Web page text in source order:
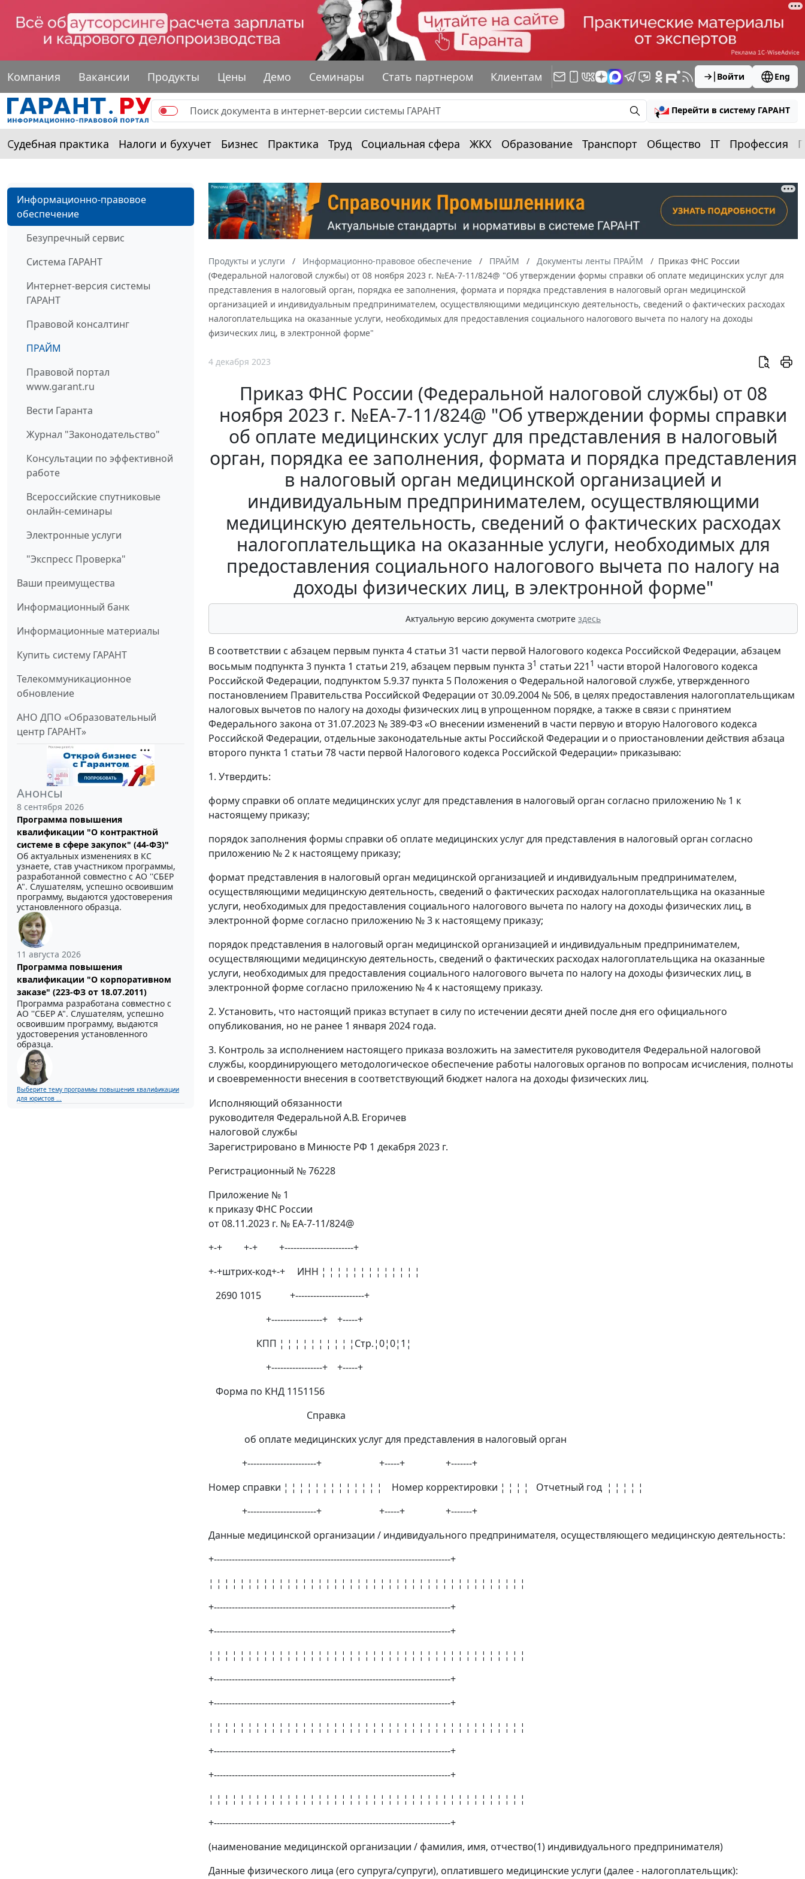
Компания Вакансии Продукты Цены Демо Семинары Стать партнером Клиентам Войти Eng
Перейти в систему ГАРАНТ
Судебная практика Налоги и бухучет Бизнес Практика Труд Социальная сфера ЖКХ Образование Транспорт Общество IT Профессия
Информационно-правовое
обеспечение
Безупречный сервис
Система ГАРАНТ
Интернет-версия системы
ГАРАНТ
Правовой консалтинг
ПРАЙМ
Правовой портал
www.garant.ru
Вести Гаранта
Журнал "Законодательство"
Консультации по эффективной
работе
Всероссийские спутниковые
онлайн-семинары
Электронные услуги
"Экспресс Проверка"
Ваши преимущества
Информационный банк
Информационные материалы
Купить систему ГАРАНТ
Телекоммуникационное
обновление
АНО ДПО «Образовательный
центр ГАРАНТ»
Анонсы
8 сентября 2026
Программа повышения
квалификации "О контрактной
системе в сфере закупок" (44-ФЗ)"
Об актуальных изменениях в КС
узнаете, став участником программы,
разработанной совместно с АО ''СБЕР
А". Слушателям, успешно освоившим
программу, выдаются удостоверения
установленного образца.
11 августа 2026
Программа повышения
квалификации "О корпоративном
заказе" (223-ФЗ от 18.07.2011)
Программа разработана совместно с
АО ''СБЕР А". Слушателям, успешно
освоившим программу, выдаются
удостоверения установленного
образца.
Выберите тему программы повышения квалификации
для юристов ...
Продукты и услуги Информационно-правовое обеспечение ПРАЙМ Документы ленты ПРАЙМ
Приказ ФНС России
(Федеральной налоговой службы) от 08 ноября 2023 г. №ЕА-7-11/824@ "Об утверждении формы справки об оплате медицинских услуг для
представления в налоговый орган, порядка ее заполнения, формата и порядка представления в налоговый орган медицинской
организацией и индивидуальным предпринимателем, осуществляющими медицинскую деятельность, сведений о фактических расходах
налогоплательщика на оказанные услуги, необходимых для предоставления социального налогового вычета по налогу на доходы
физических лиц, в электронной форме"
4 декабря 2023
Приказ ФНС России (Федеральной налоговой службы) от 08
ноября 2023 г. №ЕА-7-11/824@ "Об утверждении формы справки
об оплате медицинских услуг для представления в налоговый
орган, порядка ее заполнения, формата и порядка представления
в налоговый орган медицинской организацией и
индивидуальным предпринимателем, осуществляющими
медицинскую деятельность, сведений о фактических расходах
налогоплательщика на оказанные услуги, необходимых для
предоставления социального налогового вычета по налогу на
доходы физических лиц, в электронной форме"
Актуальную версию документа смотрите здесь
В соответствии с абзацем первым пункта 4 статьи 31 части первой Налогового кодекса Российской Федерации, абзацем
восьмым подпункта 3 пункта 1 статьи 219, абзацем первым пункта 31 статьи 221 1 части второй Налогового кодекса
Российской Федерации, подпунктом 5.9.37 пункта 5 Положения о Федеральной налоговой службе, утвержденного
постановлением Правительства Российской Федерации от 30.09.2004 № 506, в целях предоставления налогоплательщикам
налоговых вычетов по налогу на доходы физических лиц в упрощенном порядке, а также в связи с принятием
Федерального закона от 31.07.2023 № 389-ФЗ «О внесении изменений в части первую и вторую Налогового кодекса
Российской Федерации, отдельные законодательные акты Российской Федерации и о приостановлении действия абзаца
второго пункта 1 статьи 78 части первой Налогового кодекса Российской Федерации» приказываю:
1. Утвердить:
форму справки об оплате медицинских услуг для представления в налоговый орган согласно приложению № 1 к
настоящему приказу;
порядок заполнения формы справки об оплате медицинских услуг для представления в налоговый орган согласно
приложению № 2 к настоящему приказу;
формат представления в налоговый орган медицинской организацией и индивидуальным предпринимателем,
осуществляющими медицинскую деятельность, сведений о фактических расходах налогоплательщика на оказанные
услуги, необходимых для предоставления социального налогового вычета по налогу на доходы физических лиц, в
электронной форме согласно приложению № 3 к настоящему приказу;
порядок представления в налоговый орган медицинской организацией и индивидуальным предпринимателем,
осуществляющими медицинскую деятельность, сведений о фактических расходах налогоплательщика на оказанные
услуги, необходимых для предоставления социального налогового вычета по налогу на доходы физических лиц, в
электронной форме согласно приложению № 4 к настоящему приказу.
2. Установить, что настоящий приказ вступает в силу по истечении десяти дней после дня его официального
опубликования, но не ранее 1 января 2024 года.
3. Контроль за исполнением настоящего приказа возложить на заместителя руководителя Федеральной налоговой
службы, координирующего методологическое обеспечение работы налоговых органов по вопросам исчисления, полноты
и своевременности внесения в соответствующий бюджет налога на доходы физических лиц.
Исполняющий обязанности
руководителя Федеральной
налоговой службы
А.В. Егоричев
Зарегистрировано в Минюсте РФ 1 декабря 2023 г.
Регистрационный № 76228
Приложение № 1
к приказу ФНС России
от 08.11.2023 г. № ЕА-7-11/824@
+-+ +-+ +-----------------------+
+-+штрих-код+-+ ИНН ¦ ¦ ¦ ¦ ¦ ¦ ¦ ¦ ¦ ¦ ¦ ¦ ¦
2690 1015 +-----------------------+
+-----------------+ +-----+
КПП ¦ ¦ ¦ ¦ ¦ ¦ ¦ ¦ ¦ ¦Стр.¦0¦0¦1¦
+-----------------+ +-----+
Форма по КНД 1151156
Справка
об оплате медицинских услуг для представления в налоговый орган
+-----------------------+ +-----+ +-------+
Номер справки ¦ ¦ ¦ ¦ ¦ ¦ ¦ ¦ ¦ ¦ ¦ ¦ ¦ Номер корректировки ¦ ¦ ¦ ¦ Отчетный год ¦ ¦ ¦ ¦ ¦
+-----------------------+ +-----+ +-------+
Данные медицинской организации / индивидуального предпринимателя, осуществляющего медицинскую деятельность:
+-------------------------------------------------------------------------------+
¦ ¦ ¦ ¦ ¦ ¦ ¦ ¦ ¦ ¦ ¦ ¦ ¦ ¦ ¦ ¦ ¦ ¦ ¦ ¦ ¦ ¦ ¦ ¦ ¦ ¦ ¦ ¦ ¦ ¦ ¦ ¦ ¦ ¦ ¦ ¦ ¦ ¦ ¦ ¦ ¦
+-------------------------------------------------------------------------------+
+-------------------------------------------------------------------------------+
¦ ¦ ¦ ¦ ¦ ¦ ¦ ¦ ¦ ¦ ¦ ¦ ¦ ¦ ¦ ¦ ¦ ¦ ¦ ¦ ¦ ¦ ¦ ¦ ¦ ¦ ¦ ¦ ¦ ¦ ¦ ¦ ¦ ¦ ¦ ¦ ¦ ¦ ¦ ¦ ¦
+-------------------------------------------------------------------------------+
+-------------------------------------------------------------------------------+
¦ ¦ ¦ ¦ ¦ ¦ ¦ ¦ ¦ ¦ ¦ ¦ ¦ ¦ ¦ ¦ ¦ ¦ ¦ ¦ ¦ ¦ ¦ ¦ ¦ ¦ ¦ ¦ ¦ ¦ ¦ ¦ ¦ ¦ ¦ ¦ ¦ ¦ ¦ ¦ ¦
+-------------------------------------------------------------------------------+
+-------------------------------------------------------------------------------+
¦ ¦ ¦ ¦ ¦ ¦ ¦ ¦ ¦ ¦ ¦ ¦ ¦ ¦ ¦ ¦ ¦ ¦ ¦ ¦ ¦ ¦ ¦ ¦ ¦ ¦ ¦ ¦ ¦ ¦ ¦ ¦ ¦ ¦ ¦ ¦ ¦ ¦ ¦ ¦ ¦
+-------------------------------------------------------------------------------+
(наименование медицинской организации / фамилия, имя, отчество(1) индивидуального предпринимателя)
Данные физического лица (его супруга/супруги), оплатившего медицинские услуги (далее - налогоплательщик):